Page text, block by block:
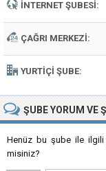
İNTERNET ŞUBESI:
ÇAĞRI MERKEZI:
YURTIÇI ŞUBE:
ŞUBEYORUM VE
Henüz bu şube ile ilgili
misiniz?